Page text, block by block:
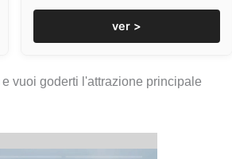
ver >
e vuoi goderti l'attrazione principale